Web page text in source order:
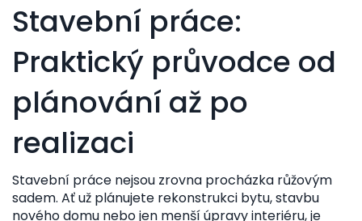
Stavební práce:
Praktický průvodce od
plánování až po
realizaci
Stavební práce nejsou zrovna procházka růžovým
sadem. Ať už plánujete rekonstrukci bytu, stavbu
nového domu nebo jen menší úpravy interiéru, je